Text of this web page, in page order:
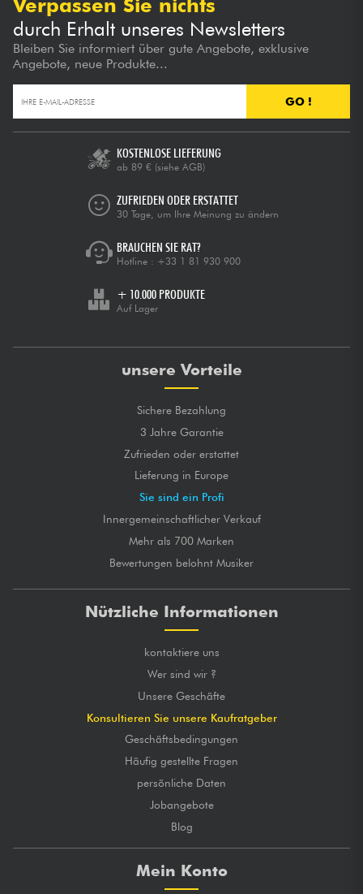
Verpassen Sie nichts
durch Erhalt unseres Newsletters
Bleiben Sie informiert über gute Angebote, exklusive
Angebote, neue Produkte...
GO !
KOSTENLOSE LIEFERUNG
ab 89 € (siehe AGB)
ZUFRIEDEN ODER ERSTATTET
30 Tage, um Ihre Meinung zu ändern
BRAUCHEN SIE RAT?
Hotline : +33 1 81 930 900
+ 10.000 PRODUKTE
Auf Lager
unsere Vorteile
Sichere Bezahlung
3 Jahre Garantie
Zufrieden oder erstattet
Lieferung in Europe
Sie sind ein Profi
Innergemeinschaftlicher Verkauf
Mehr als 700 Marken
Bewertungen belohnt Musiker
Nützliche Informationen
kontaktiere uns
Wer sind wir ?
Unsere Geschäfte
Konsultieren Sie unsere Kaufratgeber
Geschäftsbedingungen
Häufig gestellte Fragen
persönliche Daten
Jobangebote
Blog
Mein Konto